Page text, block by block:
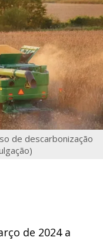
de descarbonização
de 2024 a